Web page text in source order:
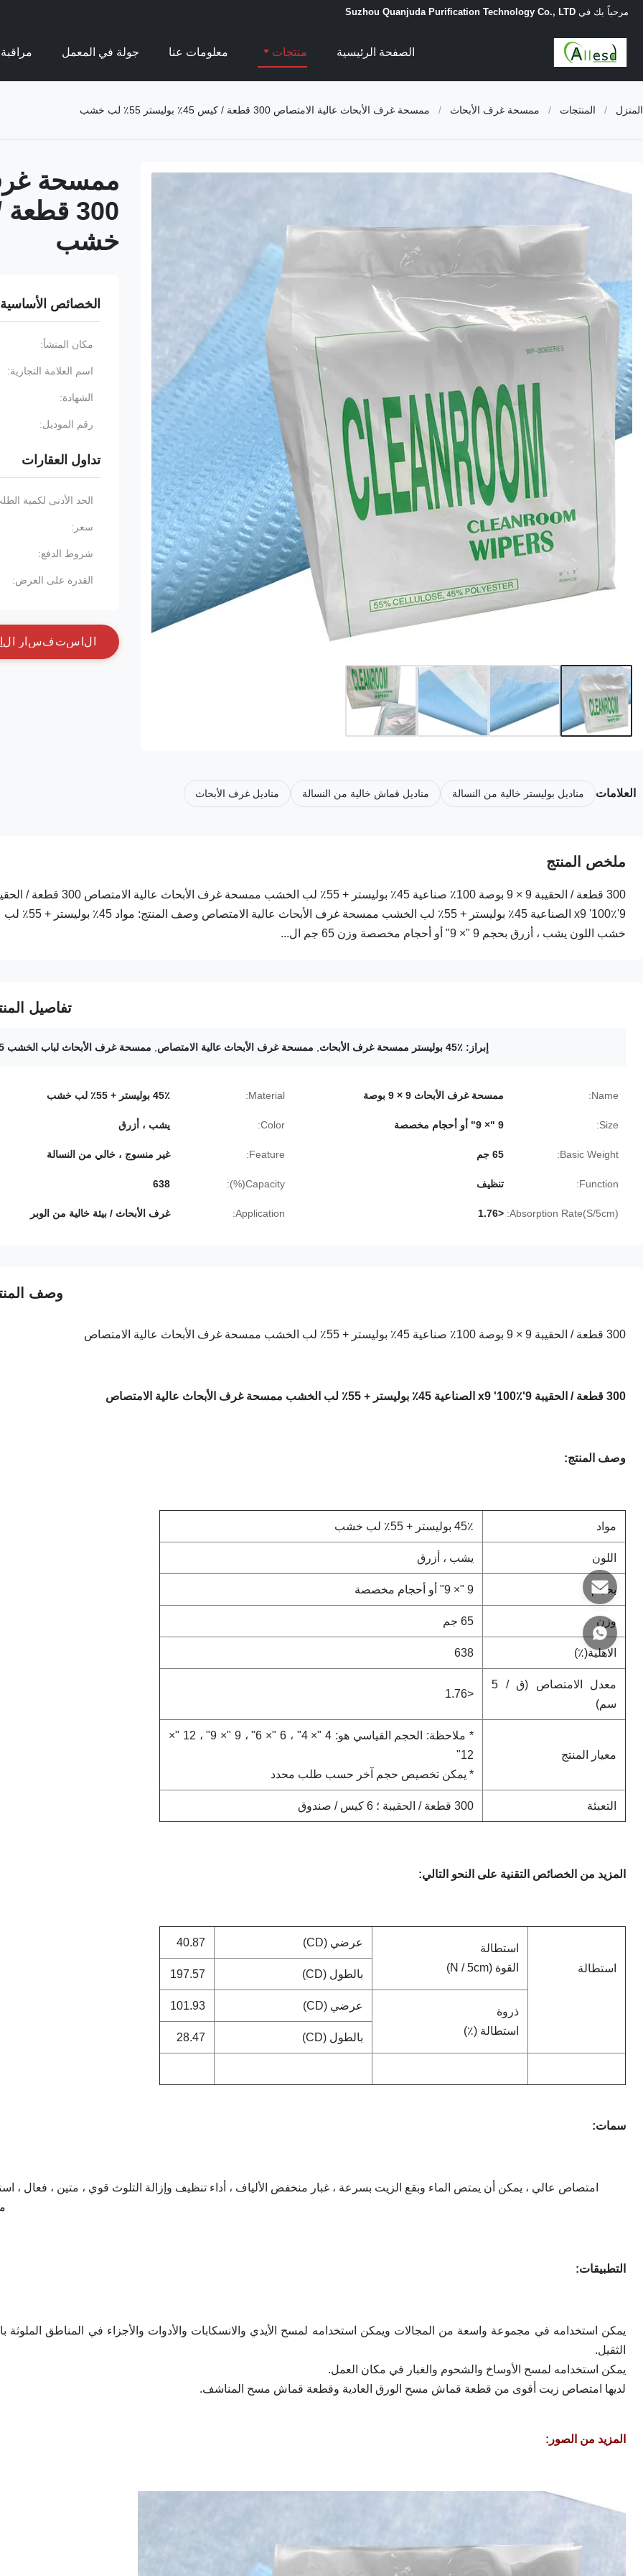
مرحباً بك في Suzhou Quanjuda Purification Technology Co., LTD
الصفحة الرئيسية منتجات معلومات عنا جولة في المعمل
المنزل / المنتجات / ممسحة غرف الأبحاث / ممسحة غرف الأبحاث عالية الامتصاص 300 قطعة / كيس 45٪ بوليستر 55٪ لب خشب
ممسحة
خشب
الخصائص الأساسية
مكان المنشأ:
اسم العلامة التجارية:
الشهادة:
رقم الموديل:
تداول العقارات
الحد الأدنى لكمية
سعر:
شروط الدفع:
القدرة على العرض:
ل ستفس ر ل
العلامات مناديل بوليستر خالية من النسالة مناديل قماش خالية من النسالة مناديل غرف الأبحاث
ملخص المنتج
300 قطعة / الحقيبة 9 × 9 بوصة 100٪ صناعية 45٪ بوليستر + 55٪ لب الخشب ممسحة غرف الأبحاث عالية
9'x9 '100٪ الصناعية 45٪ بوليستر + 55٪ لب الخشب ممسحة غرف الأبحاث عالية الامتصاص وصف المنتج: مواد 45٪ بوليستر + 55٪ لب
خشب اللون يشب ، أزرق بحجم 9 "× 9" أو أحجام مخصصة وزن 65 جم ال...
تفاصيل
إبراز: 45٪ بوليستر ممسحة غرف الأبحاث ممسحة غرف الأبحاث عالية الامتصاص ممسحة غرف الأبحاث لباب الخشب 55٪
Name: ممسحة غرف الأبحاث 9 × 9 بوصة Material: 45٪ بوليستر + 55٪ لب خشب
Size: 9 "× 9" أو أحجام مخصصة Color: يشب ، أزرق
Basic Weight: 65 جم Feature: غير منسوج ، خالي من النسالة
Function: تنظيف Capacity(%):
638
Absorption Rate(S/5cm):
<1.76
Application: غرف الأبحاث / بيئة خالية من الوبر
وصف
300 قطعة / الحقيبة 9 × 9 بوصة 100٪ صناعية 45٪ بوليستر + 55٪ لب الخشب ممسحة غرف الأبحاث عالية الامتصاص
300 قطعة / الحقيبة 9'x9 '100٪ الصناعية 45٪ بوليستر + 55٪ لب الخشب ممسحة غرف الأبحاث عالية الامتصاص
وصف المنتج:
مواد 45٪ بوليستر + 55٪ لب خشب
اللون يشب ، أزرق
بحجم 9 "× 9" أو أحجام مخصصة
وزن 65 جم
الاهلية(٪) 638
معدل الامتصاص (ق / 5
سم)
<1.76
معيار المنتج
* ملاحظة: الحجم القياسي هو: 4 "× 4" ، 6 "× 6" ، 9 "× 9" ، 12 "×
12"
* يمكن تخصيص حجم آخر حسب طلب محدد
التعبئة 300 قطعة / الحقيبة ؛ 6 كيس / صندوق
المزيد من الخصائص التقنية على النحو التالي:
استطالة
استطالة
القوة (N / 5cm)
عرضي (CD) 40.87
بالطول (CD) 197.57
ذروة
استطالة (٪)
عرضي (CD) 101.93
بالطول (CD) 28.47
سمات:
امتصاص عالي ، يمكن أن يمتص الماء وبقع الزيت بسرعة ، غبار منخفض الألياف ، أداء تنظيف وإزالة التلوث قوي ، متين ، فعال ،
التطبيقات:
يمكن استخدامه في مجموعة واسعة من المجالات ويمكن استخدامه لمسح الأيدي والانسكابات والأدوات والأجزاء في المناطق الملوثة
الثقيل.
يمكن استخدامه لمسح الأوساخ والشحوم والغبار في مكان العمل.
لديها امتصاص زيت أقوى من قطعة قماش مسح الورق العادية وقطعة قماش مسح المناشف.
المزيد من الصور: